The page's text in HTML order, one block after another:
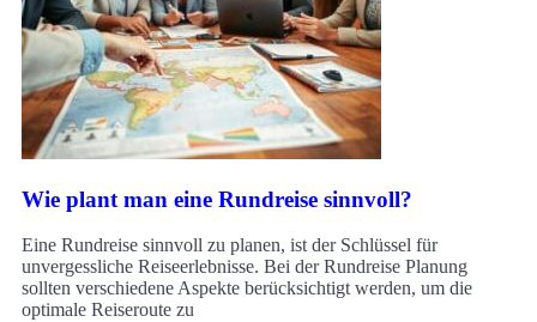
Wie plant man eine Rundreise sinnvoll?
Eine Rundreise sinnvoll zu planen, ist der Schlüssel für
unvergessliche Reiseerlebnisse. Bei der Rundreise Planung
sollten verschiedene Aspekte berücksichtigt werden, um die
optimale Reiseroute zu